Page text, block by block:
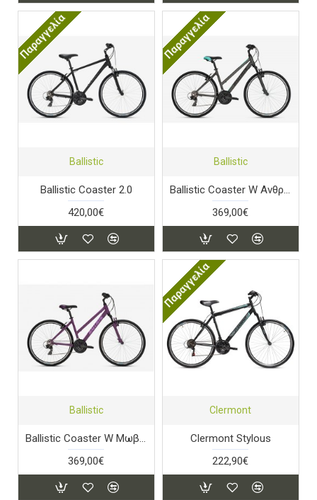
Παραγγελία
Ballistic
Ballistic Coaster 2.0
420,00€
Παραγγελία
Ballistic
Ballistic Coaster W Ανθρακί Ματ
369,00€
Ballistic
Ballistic Coaster W Μωβ Ματ
369,00€
Παραγγελία
Clermont
Clermont Stylous
222,90€